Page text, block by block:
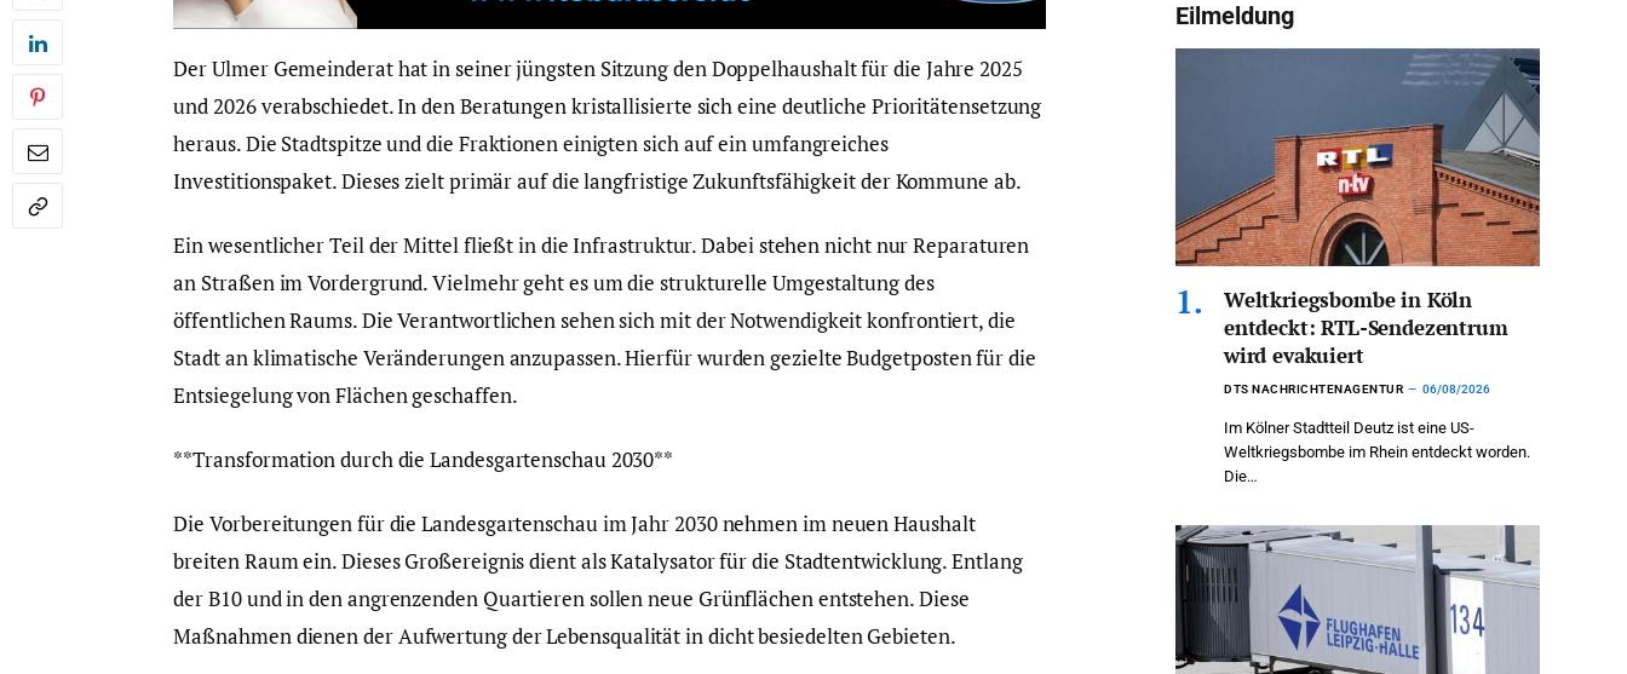
Der Ulmer Gemeinderat hat in seiner jüngsten Sitzung den Doppelhaushalt für die Jahre 2025
und 2026 verabschiedet. In den Beratungen kristallisierte sich eine deutliche Prioritätensetzung
heraus. Die Stadtspitze und die Fraktionen einigten sich auf ein umfangreiches
Investitionspaket. Dieses zielt primär auf die langfristige Zukunftsfähigkeit der Kommune ab.
Ein wesentlicher Teil der Mittel fließt in die Infrastruktur. Dabei stehen nicht nur Reparaturen
an Straßen im Vordergrund. Vielmehr geht es um die strukturelle Umgestaltung des
öffentlichen Raums. Die Verantwortlichen sehen sich mit der Notwendigkeit konfrontiert, die
Stadt an klimatische Veränderungen anzupassen. Hierfür wurden gezielte Budgetposten für die
Entsiegelung von Flächen geschaffen.
**Transformation durch die Landesgartenschau 2030**
Die Vorbereitungen für die Landesgartenschau im Jahr 2030 nehmen im neuen Haushalt
breiten Raum ein. Dieses Großereignis dient als Katalysator für die Stadtentwicklung. Entlang
der B10 und in den angrenzenden Quartieren sollen neue Grünflächen entstehen. Diese
Maßnahmen dienen der Aufwertung der Lebensqualität in dicht besiedelten Gebieten.
Eilmeldung
Weltkriegsbombe in Köln
entdeckt: RTL-Sendezentrum
wird evakuiert
DTS NACHRICHTENAGENTUR 06/08/2026
Im Kölner Stadtteil Deutz ist eine US-
Weltkriegsbombe im Rhein entdeckt worden.
Die…